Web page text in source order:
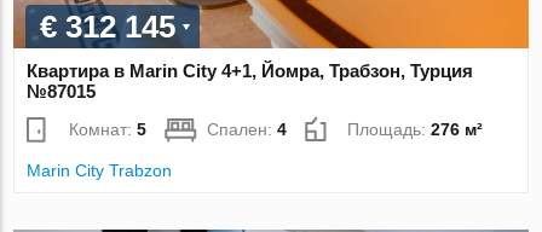
€ 312 145
Квартира в Marin City 4+1, Йомра, Трабзон, Турция
№87015
Комнат:5 Спален:4 Площадь:276 м²
Marin City Trabzon